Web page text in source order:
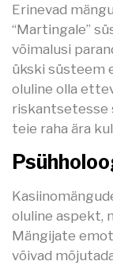
Erinevad
“Martingale”
võimalusi
ükski süsteem
oluline olla
riskantsetesse
teie raha ära
oluline aspekt,
Mängijate
võivad